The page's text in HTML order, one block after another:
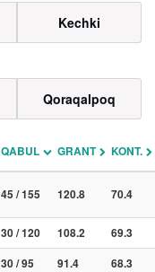
Kechki
Qoraqalpoq
QABUL GRANT KONT.
45 / 155 120.8 70.4
30 / 120 108.2
69.3
30 / 95 91.4
68.3